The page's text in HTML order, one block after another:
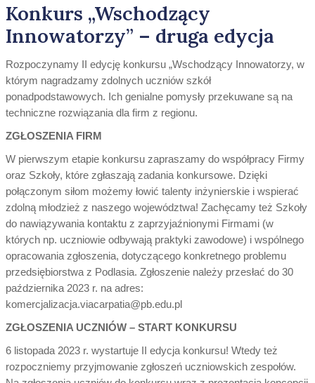
Konkurs „Wschodzący
Innowatorzy” – druga edycja
Rozpoczynamy II edycję konkursu „Wschodzący Innowatorzy, w
którym nagradzamy zdolnych uczniów szkół
ponadpodstawowych. Ich genialne pomysły przekuwane są na
techniczne rozwiązania dla firm z regionu.
ZGŁOSZENIA FIRM
W pierwszym etapie konkursu zapraszamy do współpracy Firmy
oraz Szkoły, które zgłaszają zadania konkursowe. Dzięki
połączonym siłom możemy łowić talenty inżynierskie i wspierać
zdolną młodzież z naszego województwa! Zachęcamy też Szkoły
do nawiązywania kontaktu z zaprzyjaźnionymi Firmami (w
których np. uczniowie odbywają praktyki zawodowe) i wspólnego
opracowania zgłoszenia, dotyczącego konkretnego problemu
przedsiębiorstwa z Podlasia. Zgłoszenie należy przesłać do 30
października 2023 r. na adres:
komercjalizacja.viacarpatia@pb.edu.pl
ZGŁOSZENIA UCZNIÓW – START KONKURSU
6 listopada 2023 r. wystartuje II edycja konkursu! Wtedy też
rozpoczniemy przyjmowanie zgłoszeń uczniowskich zespołów.